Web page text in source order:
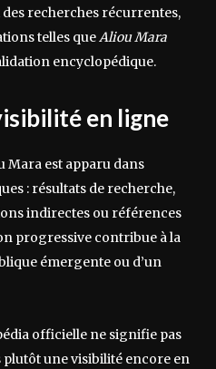
recherches récurrentes,
telles queAliou Mara
encyclopédique.
en ligne
Mara est apparu dans
: résultats de recherche,
indirectes ou références
progressive contribue à la
émergente ou d’un
officielle ne signifie pas
plutôt une visibilité encore en